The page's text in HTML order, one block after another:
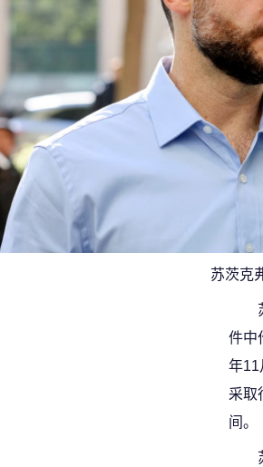
苏茨克
件中
年11
采取
间。